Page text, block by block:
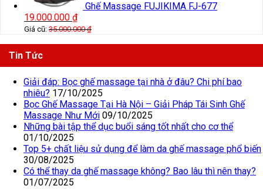
Ghế Massage FUJIKIMA FJ-677
19.000.000 ₫
Giá cũ: 35.000.000₫
Tin Tức
Giải đáp: Bọc ghế massage tại nhà ở đâu? Chi phí bao
nhiêu? 17/10/2025
Bọc Ghế Massage Tại Hà Nội – Giải Pháp Tái Sinh Ghế
Massage Như Mới 09/10/2025
Những bài tập thể dục buổi sáng tốt nhất cho cơ thể
01/10/2025
Top 5+ chất liệu sử dụng để làm da ghế massage phổ biến
30/08/2025
Có thể thay da ghế massage không? Bao lâu thì nên thay?
01/07/2025